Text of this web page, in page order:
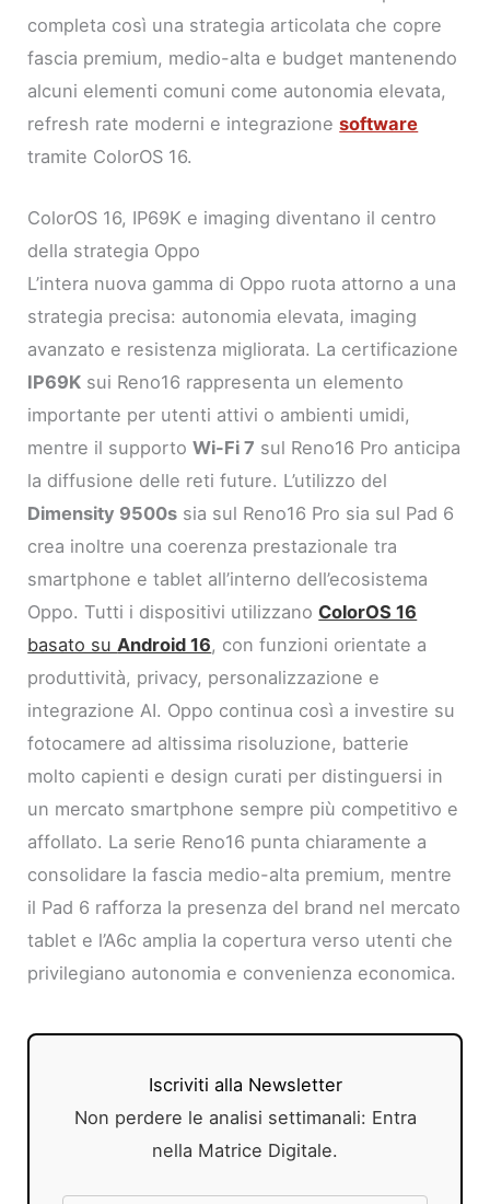
completa così una strategia articolata che copre
fascia premium, medio-alta e budget mantenendo
alcuni elementi comuni come autonomia elevata,
refresh rate moderni e integrazionesoftware
tramite ColorOS 16.
ColorOS 16, IP69K e imaging diventano il centro
della strategia Oppo
L’intera nuova gamma di Oppo ruota attorno a una
strategia precisa: autonomia elevata, imaging
avanzato e resistenza migliorata. La certificazione
IP69K sui Reno16 rappresenta un elemento
importante per utenti attivi o ambienti umidi,
mentre il supportoWi-Fi 7 sul Reno16 Pro anticipa
la diffusione delle reti future. L’utilizzo del
Dimensity 9500s sia sul Reno16 Pro sia sul Pad 6
crea inoltre una coerenza prestazionale tra
smartphone e tablet all’interno dell’ecosistema
Oppo. Tutti i dispositivi utilizzanoColorOS 16
basato suAndroid 16, con funzioni orientate a
produttività, privacy, personalizzazione e
integrazione AI. Oppo continua così a investire su
fotocamere ad altissima risoluzione, batterie
molto capienti e design curati per distinguersi in
un mercato smartphone sempre più competitivo e
affollato. La serie Reno16 punta chiaramente a
consolidare la fascia medio-alta premium, mentre
il Pad 6 rafforza la presenza del brand nel mercato
tablet e l’A6c amplia la copertura verso utenti che
privilegiano autonomia e convenienza economica.
Iscriviti alla Newsletter
Non perdere le analisi settimanali: Entra
nella Matrice Digitale.